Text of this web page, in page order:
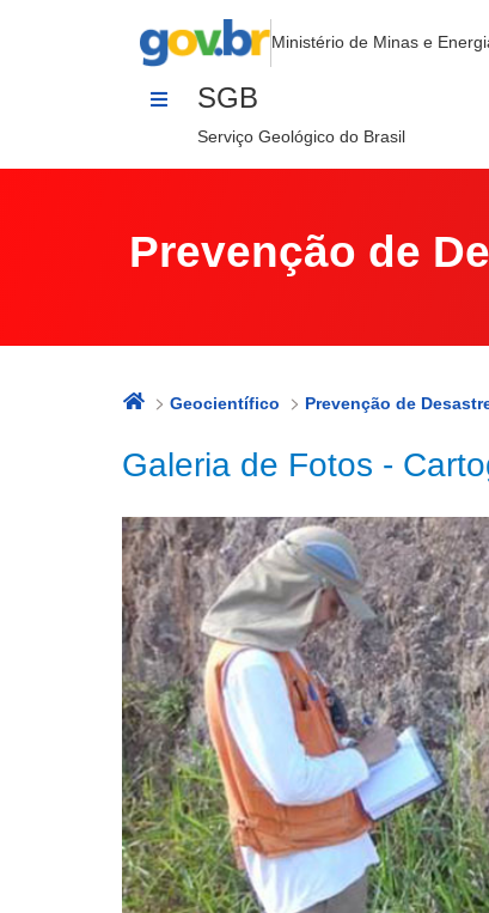
Galeria de Fotos - Cartografias
Ministério de Minas e
SGB
Serviço Geológico do Brasil
Prevenção de
Geocientífico Prevenção de
Galeria de Fotos -